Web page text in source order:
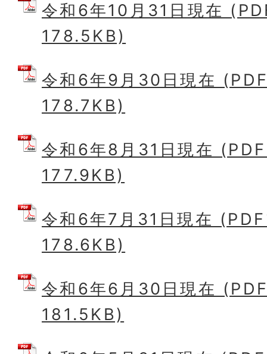
令和6年10月31日現在
178.5KB)
令和6年9月30日現在
178.7KB)
令和6年8月31日現在
177.9KB)
令和6年7月31日現在
178.6KB)
令和6年6月30日現在
181.5KB)